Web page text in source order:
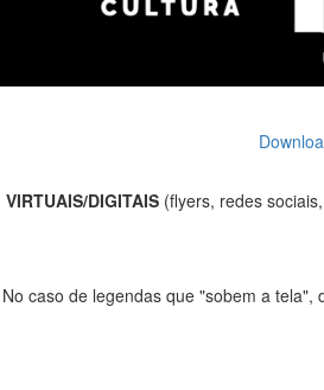
VIRTUAIS/DIGITAIS (flyers, redes
caso de legendas que "sobem a tela",